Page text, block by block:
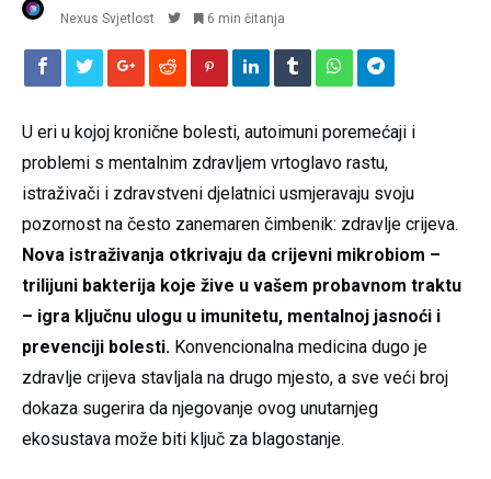
Nexus Svjetlost 6 min čitanja
U eri u kojoj kronične bolesti, autoimuni poremećaji i
problemi s mentalnim zdravljem vrtoglavo rastu,
istraživači i zdravstveni djelatnici usmjeravaju svoju
pozornost na često zanemaren čimbenik: zdravlje crijeva.
Nova istraživanja otkrivaju da crijevni mikrobiom –
trilijuni bakterija koje žive u vašem probavnom traktu
– igra ključnu ulogu u imunitetu, mentalnoj jasnoći i
prevenciji bolesti. Konvencionalna medicina dugo je
zdravlje crijeva stavljala na drugo mjesto, a sve veći broj
dokaza sugerira da njegovanje ovog unutarnjeg
ekosustava može biti ključ za blagostanje.